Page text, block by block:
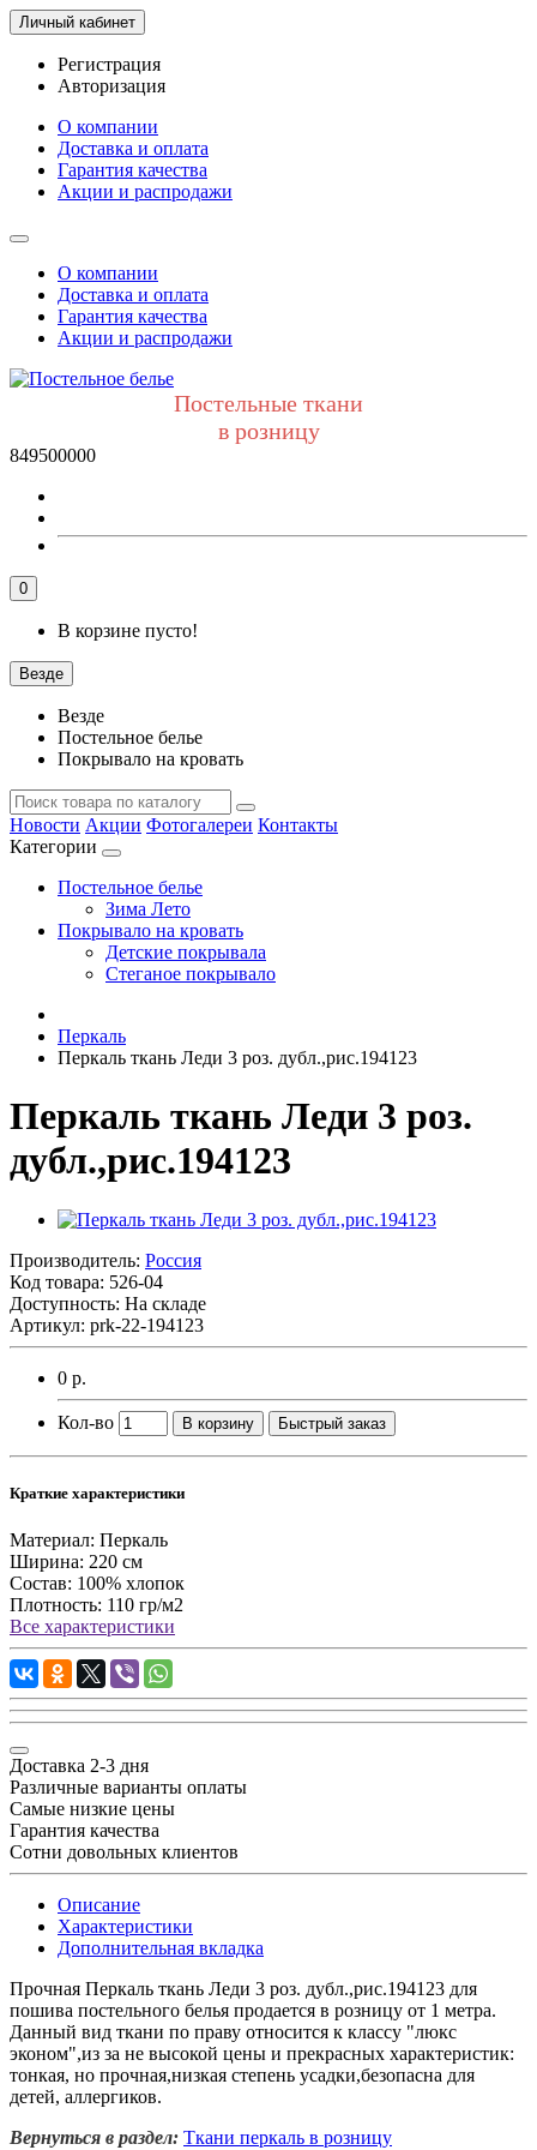
Личный кабинет
Регистрация
Авторизация
О компании
Доставка и оплата
Гарантия качества
Акции и распродажи
О компании
Доставка и оплата
Гарантия качества
Акции и распродажи
Постельные ткани
в розницу
849500000
0
В корзине пусто!
Везде
Везде
Постельное белье
Покрывало на кровать
Новости Акции Фотогалереи Контакты
Категории
Постельное белье
Зима Лето
Покрывало на кровать
Детские покрывала
Стеганое покрывало
Перкаль
Перкаль ткань Леди 3 роз. дубл.,рис.194123
Перкаль ткань Леди 3 роз.
дубл.,рис.194123
Производитель: Россия
Код товара: 526-04
Доступность: На складе
Артикул: prk-22-194123
0 р.
Кол-во В корзину Быстрый заказ
Краткие характеристики
Материал: Перкаль
Ширина: 220 см
Состав: 100% хлопок
Плотность: 110 гр/м2
Все характеристики
Доставка 2-3 дня
Различные варианты оплаты
Самые низкие цены
Гарантия качества
Сотни довольных клиентов
Описание
Характеристики
Дополнительная вкладка
Прочная Перкаль ткань Леди 3 роз. дубл.,рис.194123 для
пошива постельного белья продается в розницу от 1 метра.
Данный вид ткани по праву относится к классу "люкс
эконом",из за не высокой цены и прекрасных характеристик:
тонкая, но прочная,низкая степень усадки,безопасна для
детей, аллергиков.
Вернуться в раздел: Ткани перкаль в розницу